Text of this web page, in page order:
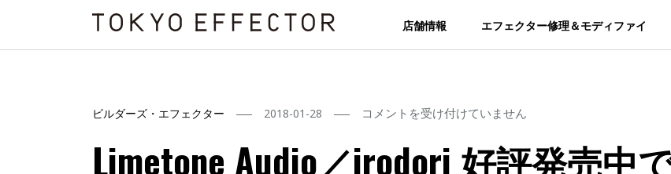
店舗情報 エフェクター修理＆モディファイ
ビルダーズ・エフェクター 2018-01-28
Limetone
／
コメントを受け付けていません
Limetone Audio／irodori 好評発売中